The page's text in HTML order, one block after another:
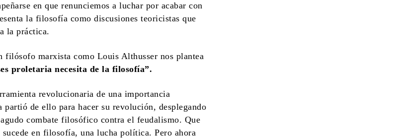
en que renunciemos a luchar por acabar con
la filosofía como discusiones teoricistas que
la práctica.
filósofo marxista como Louis Althusser nos plantea
proletaria necesita de la filosofía”.
revolucionaria de una importancia
partió de ello para hacer su revolución, desplegando
combate filosófico contra el feudalismo. Que
en filosofía, una lucha política. Pero ahora